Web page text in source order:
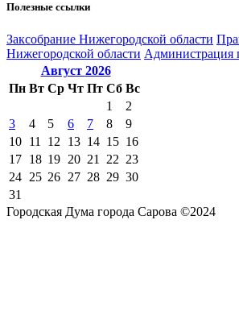
Полезные ссылки
Закcобрание Нижегородской области
Нижегородской области Администрация
Август 2026
Пн Вт Ср Чт Пт Сб Вс
1
2
3
4 5 6 7 8
9
10 11 12 13 14 15 16
17 18 19 20 21 22 23
24 25 26 27 28 29 30
31
Городская Дума города Сарова ©2024